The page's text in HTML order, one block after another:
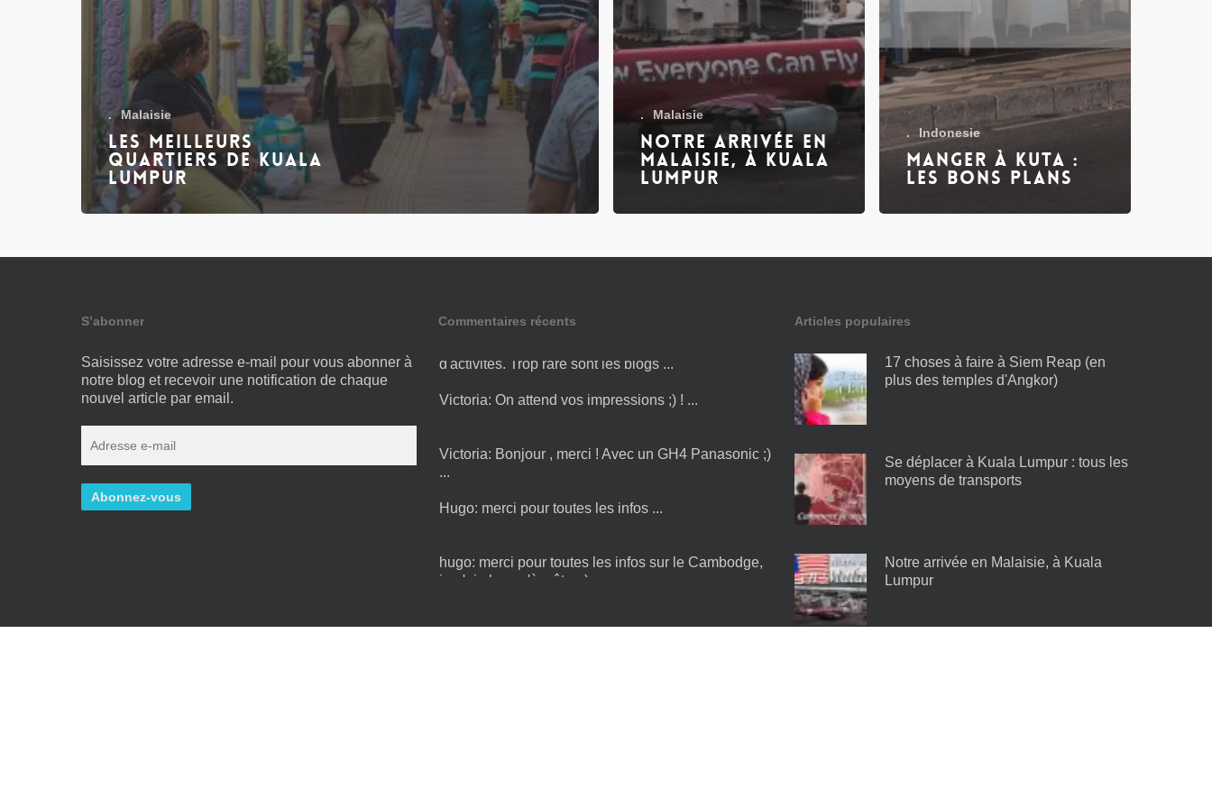
. Malaisie
Les meilleurs
quartiers de Kuala
Lumpur
. Malaisie
Notre arrivée en
Malaisie, à Kuala
Lumpur
. Indonesie
Manger à Kuta :
les bons plans
S’abonner
Saisissez votre adresse e-mail pour vous abonner à
notre blog et recevoir une notification de chaque
nouvel article par email.
Commentaires récents
Amandine:Bonjour Victoria ! Merci pour cette liste
...
je n'ai plus qu'à y être :) ...
Articles populaires
17 choses à faire à Siem Reap (en
plus des temples d'Angkor)
Se déplacer à Kuala Lumpur : tous les
moyens de transports
Notre arrivée en Malaisie, à Kuala
Lumpur